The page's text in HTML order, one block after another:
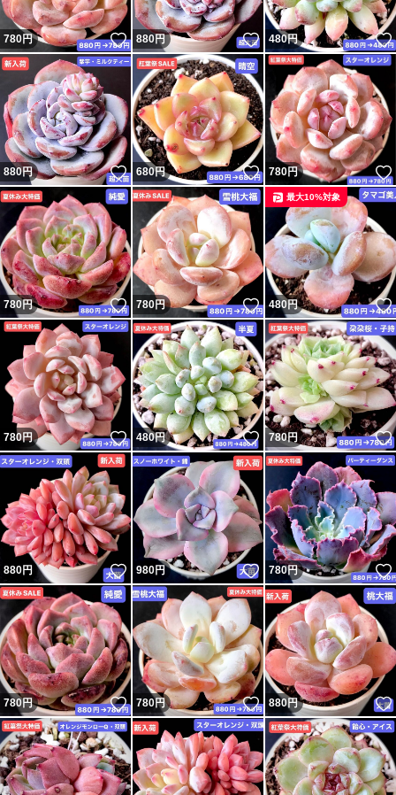
す！★★
ご質問への返事が1日以上ない時は通知を見落としている
場合がありますので遠慮なく催促して頂けますと幸いで
す。
★★連絡する前直接に評価しないでください★★
★他サイトにも出品中の為、突然の削除やキャンセルの場
合がございます。
★置き場所
風通しの良い明るい場所で管理してください。
家の中であれば、窓際や明るいリビングなどがいいでしょ
う。
★水やり
乾燥に強いので、表明の土が乾いたら土が湿る程度あげて
ください。
乾燥気味に管理して、水のあげ過ぎには注意しましょう。
★気持ちの良いお取引になる様に心がけますので宜しくお
願いします^_^
#多肉植物
#韓国苗
#エケベリア
#カット苗
780円 いいね！
880円 いいね！
480円
880円 いいね！
680円 いいね！
780円
780円 いいね！
780円 いいね！
480円
最大10%対象
780円 いいね！
480円 いいね！
780円
880円 いいね！
980円 いいね！
780円
780円 いいね！
780円 いいね！
880円